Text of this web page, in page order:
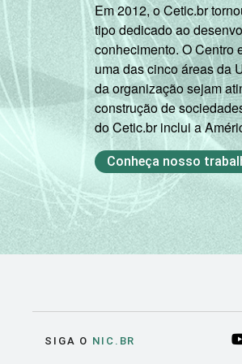
Em 2012, o Cetic.br
tipo dedicado ao
conhecimento. O Centro
uma das cinco áreas da
da organização sejam
construção de
do Cetic.br inclui a
Conheça nosso
SIGA O NIC.BR